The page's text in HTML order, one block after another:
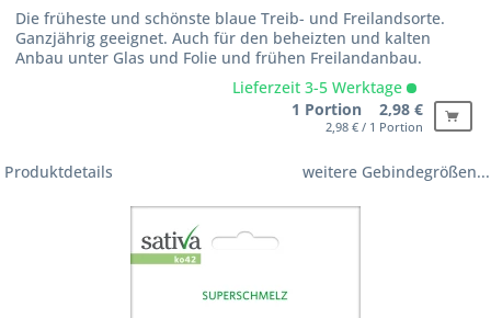
Die früheste und schönste blaue Treib- und Freilandsorte.
Ganzjährig geeignet. Auch für den beheizten und kalten
Anbau unter Glas und Folie und frühen Freilandanbau.
Lieferzeit 3-5 Werktage
1 Portion 2,98 €
2,98 € / 1 Portion
Produktdetails weitere Gebindegrößen...